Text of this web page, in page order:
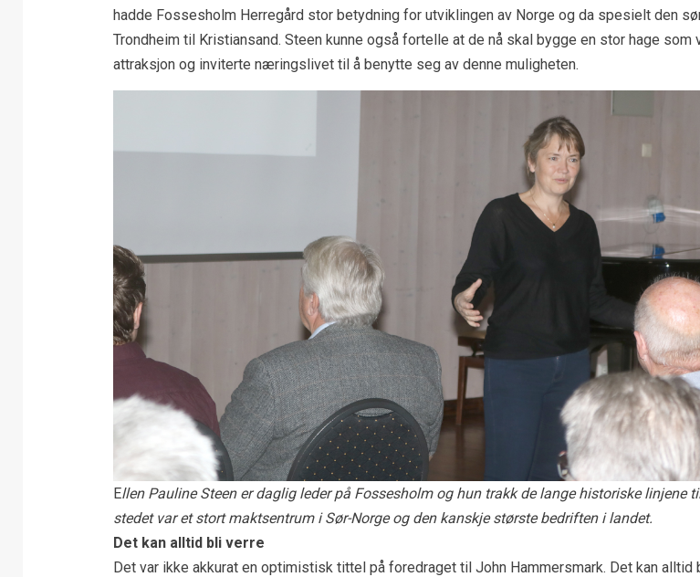
hadde Fossesholm Herregård stor betydning for utviklingen av Norge og da spesielt den
Trondheim til Kristiansand. Steen kunne også fortelle at de nå skal bygge en stor hage som
attraksjon og inviterte næringslivet til å benytte seg av denne muligheten.
Ellen Pauline Steen er daglig leder på Fossesholm og hun trakk de lange historiske linjene
stedet var et stort maktsentrum i Sør-Norge og den kanskje største bedriften i landet.
Det kan alltid bli verre
Det var ikke akkurat en optimistisk tittel på foredraget til John Hammersmark. Det kan alltid